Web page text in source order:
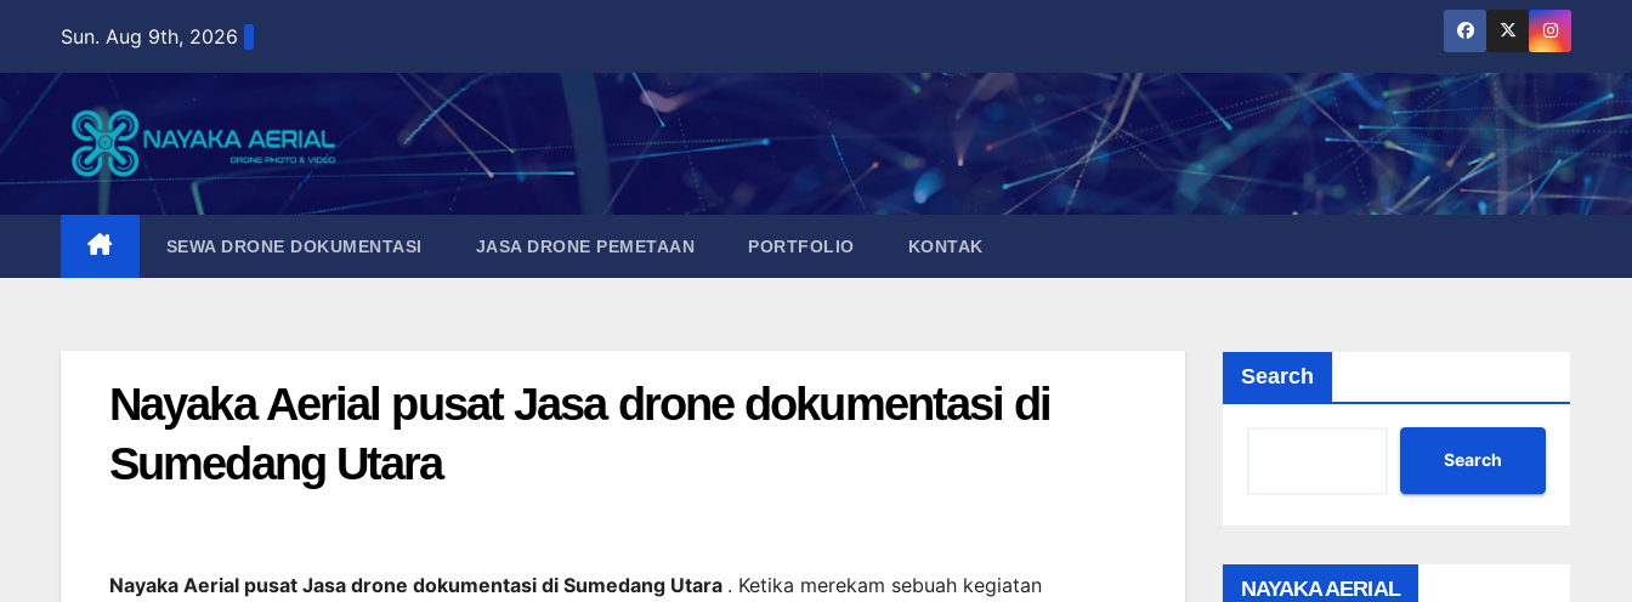
content
Sun. Aug 9th, 2026
SEWA DRONE DOKUMENTASI JASA DRONE PEMETAAN PORTFOLIO KONTAK
Nayaka Aerial pusat Jasa drone dokumentasi di
Sumedang Utara
Nayaka Aerial pusat Jasa drone dokumentasi di Sumedang Utara . Ketika merekam sebuah kegiatan
Search
Search
NAYAKA AERIAL